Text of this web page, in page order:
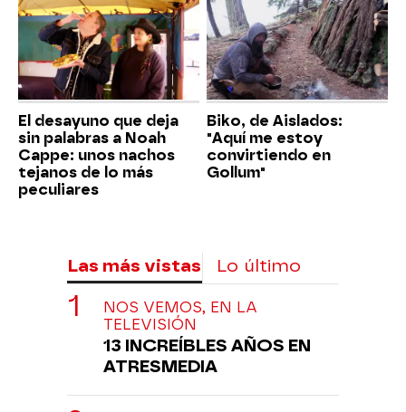
El desayuno que deja
sin palabras a Noah
Cappe: unos nachos
tejanos de lo más
peculiares
Biko, de Aislados:
"Aquí me estoy
convirtiendo en
Gollum"
Las más vistas Lo último
NOS VEMOS, EN LA
TELEVISIÓN
13 INCREÍBLES AÑOS EN
ATRESMEDIA